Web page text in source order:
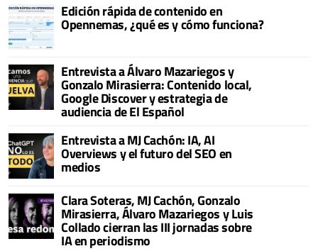
Edición rápida de contenido en
Opennemas, ¿qué es y cómo funciona?
Entrevista a Álvaro Mazariegos y
Gonzalo Mirasierra: Contenido local,
Google Discover y estrategia de
audiencia de El Español
Entrevista a MJ Cachón: IA, AI
Overviews y el futuro del SEO en
medios
Clara Soteras, MJ Cachón, Gonzalo
Mirasierra, Álvaro Mazariegos y Luis
Collado cierran las III jornadas sobre
IA en periodismo